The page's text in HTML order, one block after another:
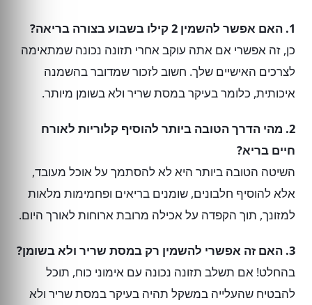
1. האם אפשר להשמין 2 קילו בשבוע בצורה בריאה?
כן, זה אפשרי אם אתה עוקב אחרי תזונה נכונה שמתאימה
לצרכים האישיים שלך. חשוב לזכור שמדובר בהשמנה
איכותית, כלומר בעיקר במסת שריר ולא בשומן מיותר.
2. מהי הדרך הטובה ביותר להוסיף קלוריות לאורח
חיים בריא?
השיטה הטובה ביותר היא לא להסתמך על אוכל מעובד,
אלא להוסיף חלבונים, שומנים בריאים ופחמימות מלאות
למזונך, תוך הקפדה על אכילה מרובת ארוחות לאורך היום.
3. האם זה אפשרי להשמין רק במסת שריר ולא בשומן?
בהחלט! אם תשלב תזונה נכונה עם אימוני כוח, תוכל
להבטיח שהעלייה במשקל תהיה בעיקר במסת שריר ולא